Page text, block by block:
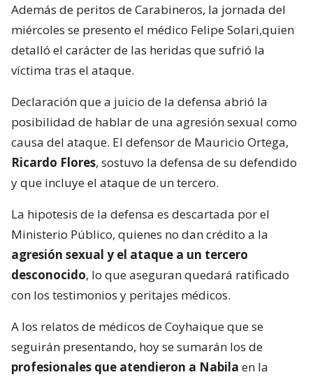
Además de peritos de Carabineros, la jornada del
miércoles se presento el médico Felipe Solari,quien
detalló el carácter de las heridas que sufrió la
víctima tras el ataque.
Declaración que a juicio de la defensa abrió la
posibilidad de hablar de una agresión sexual como
causa del ataque. El defensor de Mauricio Ortega,
Ricardo Flores, sostuvo la defensa de su defendido
y que incluye el ataque de un tercero.
La hipotesis de la defensa es descartada por el
Ministerio Público, quienes no dan crédito a la
agresión sexual y el ataque a un tercero
desconocido, lo que aseguran quedará ratificado
con los testimonios y peritajes médicos.
A los relatos de médicos de Coyhaique que se
seguirán presentando, hoy se sumarán los de
profesionales que atendieron a Nabila en la